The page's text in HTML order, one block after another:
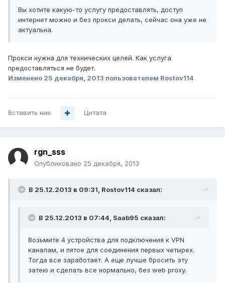
Вы хотите какую-то услугу предоставлять, доступ
интернет можно и без прокси делать, сейчас она уже не
актуальна.
Прокси нужна для технических целей. Как услуга
предоставляться не будет.
Изменено 25 декабря, 2013 пользователем Rostov114
Вставить ник Цитата
rgn_sss
Опубликовано 25 декабря, 2013
В 25.12.2013 в 09:31, Rostov114 сказал:
В 25.12.2013 в 07:44, Saab95 сказал:
Возьмите 4 устройства для подключения к VPN
каналам, и пятое для соединения первых четырех.
Тогда все заработает. А еще лучше бросить эту
затею и сделать все нормально, без web proxy.